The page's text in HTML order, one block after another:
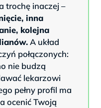
trochę inaczej –
inna
kolejna
A układ
połączonych:
nie budzą
lekarzowi
pełny profil ma
ocenić Twoją